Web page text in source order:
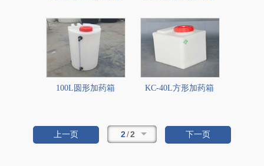
100L圆形加药箱 KC-40L方形加药箱
上一页 2/2 下一页